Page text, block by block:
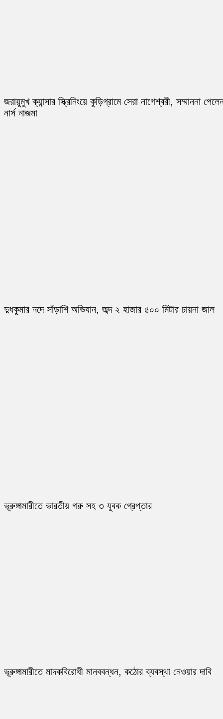
জরায়ুমুখ ক্যান্সার স্ক্রিনিংয়ে কুড়িগ্রামে সেরা নাগেশ্বরী, সম্মাননা
নার্স নাজমা
দুধকুমার নদে সাঁড়াশি অভিযান, জব্দ ২ হাজার ৫০০ মিটার চায়না জাল
ভূরুঙ্গামারীতে ভারতীয় গরু সহ ৩ যুবক গ্রেপ্তার
ভূরুঙ্গামারীতে মাদকবিরোধী মানববন্ধন, কঠোর ব্যবস্থা নেওয়ার দাবি